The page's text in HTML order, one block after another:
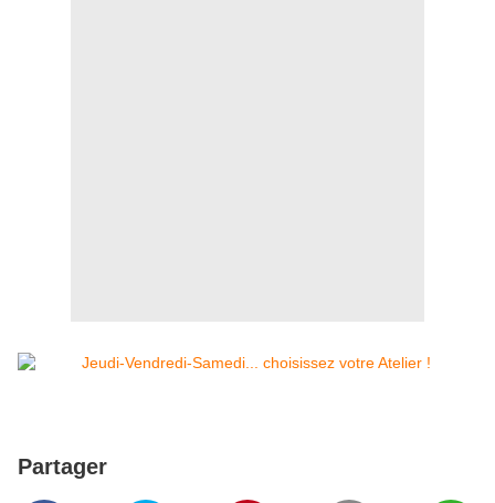
Partager